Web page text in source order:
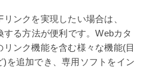
ンクを実現したい場合は、
る方法が便利です。Webカタ
ンク機能を含む様々な機能(目
を追加でき、専用ソフトをイン